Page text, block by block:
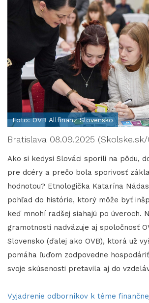
Foto: OVB Allfinanz Slovensko
Bratislava 08.09.2025 (Skolske.sk/
Ako si kedysi Slováci sporili na pôdu,
pre dcéry a prečo bola sporivosť
hodnotou? Etnologička Katarína
pohľad do histórie, ktorý môže byť
keď mnohí radšej siahajú po úveroch.
gramotnosti nadväzuje aj spoločnosť
Slovensko (ďalej ako OVB), ktorá už
pomáha ľuďom zodpovedne
svoje skúsenosti pretavila aj do
Vyjadrenie odborníkov k téme